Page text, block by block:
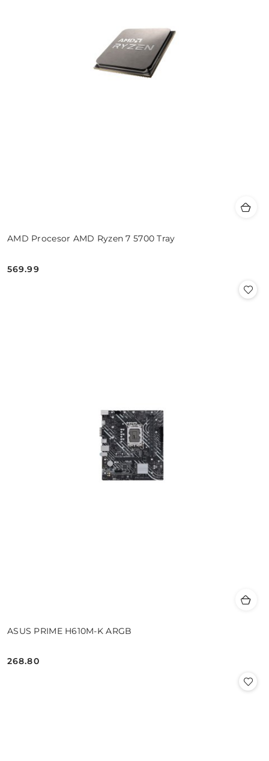
AMD Procesor AMD Ryzen 7 5700 Tray
Cena:
569.99
ASUS PRIME H610M-K ARGB
Cena:
268.80